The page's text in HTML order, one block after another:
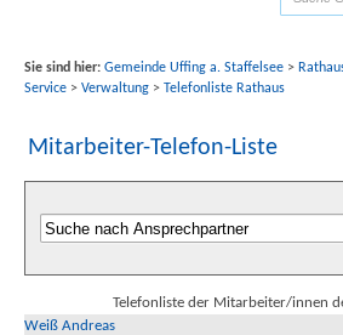
Sie sind hier: Gemeinde Uffing a. Staffelsee>
Service> Verwaltung> Telefonliste Rathaus
Mitarbeiter-Telefon-Liste
Telefonliste der Mitarbeiter/innen
Weiß Andreas